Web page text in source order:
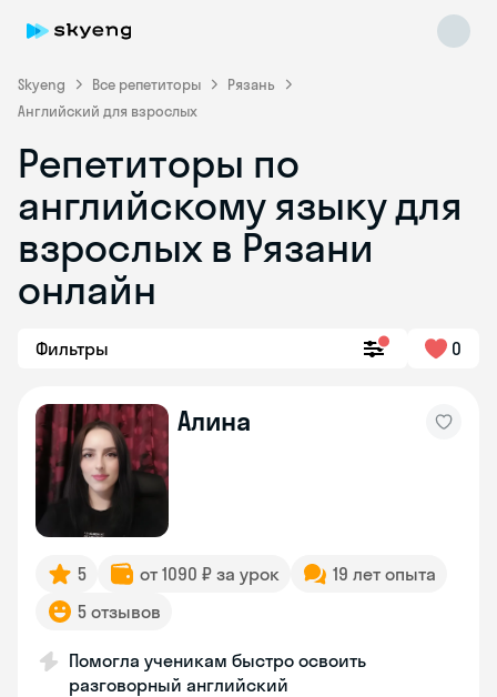
Skyeng Все репетиторы
Рязань
Английский для взрослых
Репетиторы по
английскому языку для
взрослых в Рязани
онлайн
Фильтры 0
Алина
5 от 1090 ₽ за урок
19 лет опыта
5 отзывов
Помогла ученикам быстро освоить
разговорный английский
Skyeng Chat